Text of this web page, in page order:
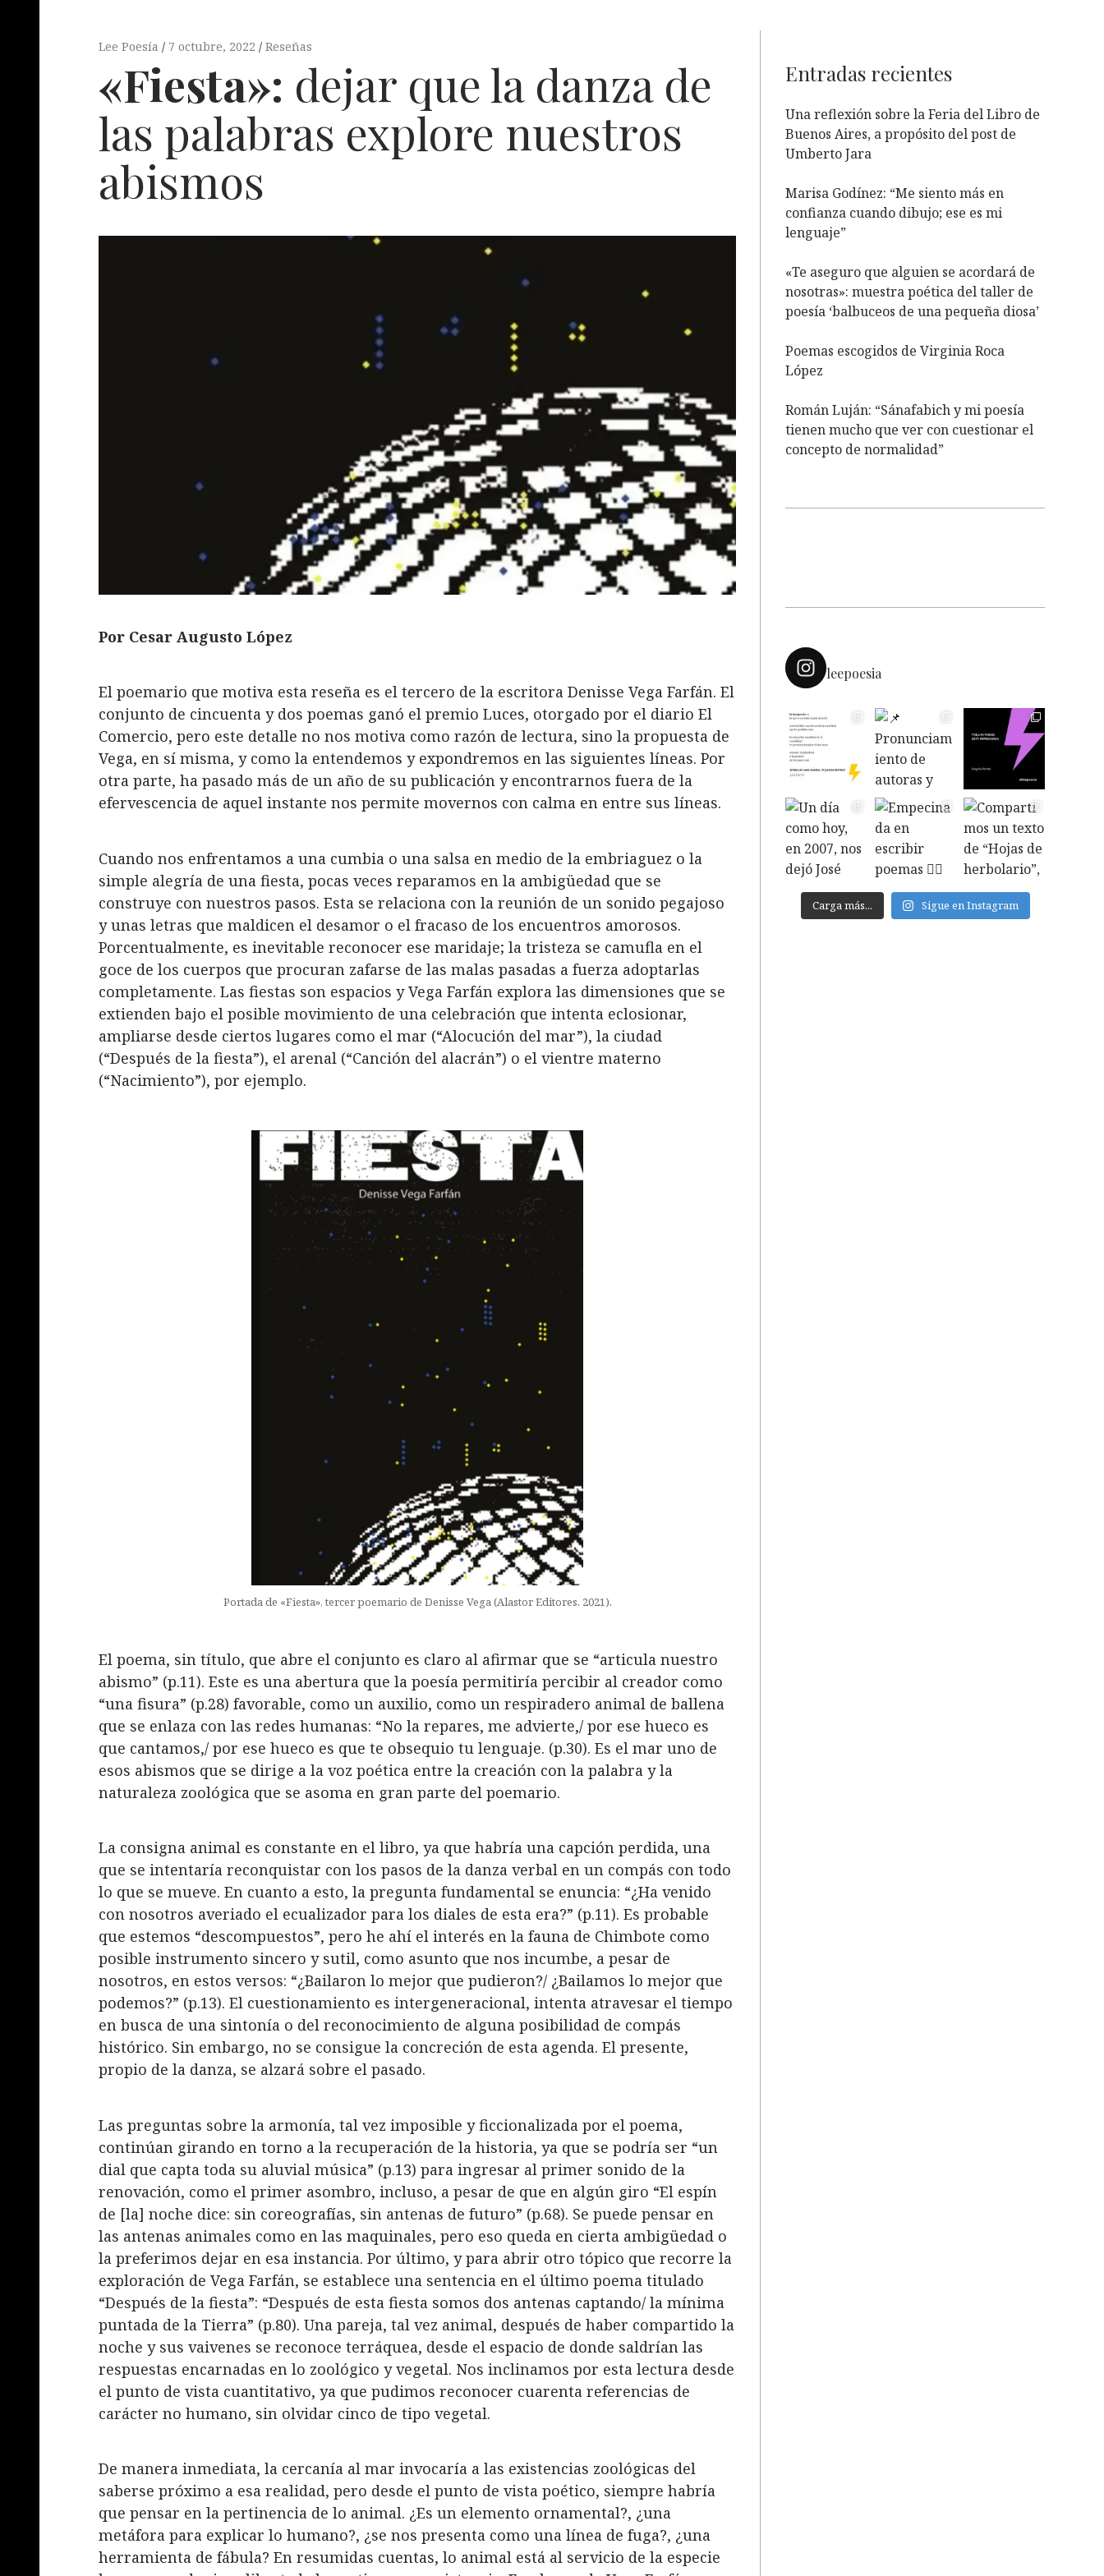
POES
ÍA
Lee Poesía 7 octubre, 2022 Reseñas
«Fiesta»: dejar que la danza de
las palabras explore nuestros
abismos
Por Cesar Augusto López
El poemario que motiva esta reseña es el tercero de la escritora Denisse Vega Farfán. El
conjunto de cincuenta y dos poemas ganó el premio Luces, otorgado por el diario El
Comercio, pero este detalle no nos motiva como razón de lectura, sino la propuesta de
Vega, en sí misma, y como la entendemos y expondremos en las siguientes líneas. Por
otra parte, ha pasado más de un año de su publicación y encontrarnos fuera de la
efervescencia de aquel instante nos permite movernos con calma en entre sus líneas.
Cuando nos enfrentamos a una cumbia o una salsa en medio de la embriaguez o la
simple alegría de una fiesta, pocas veces reparamos en la ambigüedad que se
construye con nuestros pasos. Esta se relaciona con la reunión de un sonido pegajoso
y unas letras que maldicen el desamor o el fracaso de los encuentros amorosos.
Porcentualmente, es inevitable reconocer ese maridaje; la tristeza se camufla en el
goce de los cuerpos que procuran zafarse de las malas pasadas a fuerza adoptarlas
completamente. Las fiestas son espacios y Vega Farfán explora las dimensiones que se
extienden bajo el posible movimiento de una celebración que intenta eclosionar,
ampliarse desde ciertos lugares como el mar (“Alocución del mar”), la ciudad
(“Después de la fiesta”), el arenal (“Canción del alacrán”) o el vientre materno
(“Nacimiento”), por ejemplo.
Portada de «Fiesta», tercer poemario de Denisse Vega (Alastor Editores, 2021).
El poema, sin título, que abre el conjunto es claro al afirmar que se “articula nuestro
abismo” (p.11). Este es una abertura que la poesía permitiría percibir al creador como
“una fisura” (p.28) favorable, como un auxilio, como un respiradero animal de ballena
que se enlaza con las redes humanas: “No la repares, me advierte,/ por ese hueco es
que cantamos,/ por ese hueco es que te obsequio tu lenguaje. (p.30). Es el mar uno de
esos abismos que se dirige a la voz poética entre la creación con la palabra y la
naturaleza zoológica que se asoma en gran parte del poemario.
La consigna animal es constante en el libro, ya que habría una capción perdida, una
que se intentaría reconquistar con los pasos de la danza verbal en un compás con todo
lo que se mueve. En cuanto a esto, la pregunta fundamental se enuncia: “¿Ha venido
con nosotros averiado el ecualizador para los diales de esta era?” (p.11). Es probable
que estemos “descompuestos”, pero he ahí el interés en la fauna de Chimbote como
posible instrumento sincero y sutil, como asunto que nos incumbe, a pesar de
nosotros, en estos versos: “¿Bailaron lo mejor que pudieron?/ ¿Bailamos lo mejor que
podemos?” (p.13). El cuestionamiento es intergeneracional, intenta atravesar el tiempo
en busca de una sintonía o del reconocimiento de alguna posibilidad de compás
histórico. Sin embargo, no se consigue la concreción de esta agenda. El presente,
propio de la danza, se alzará sobre el pasado.
Las preguntas sobre la armonía, tal vez imposible y ficcionalizada por el poema,
continúan girando en torno a la recuperación de la historia, ya que se podría ser “un
dial que capta toda su aluvial música” (p.13) para ingresar al primer sonido de la
renovación, como el primer asombro, incluso, a pesar de que en algún giro “El espín
de [la] noche dice: sin coreografías, sin antenas de futuro” (p.68). Se puede pensar en
las antenas animales como en las maquinales, pero eso queda en cierta ambigüedad o
la preferimos dejar en esa instancia. Por último, y para abrir otro tópico que recorre la
exploración de Vega Farfán, se establece una sentencia en el último poema titulado
“Después de la fiesta”: “Después de esta fiesta somos dos antenas captando/ la mínima
puntada de la Tierra” (p.80). Una pareja, tal vez animal, después de haber compartido la
noche y sus vaivenes se reconoce terráquea, desde el espacio de donde saldrían las
respuestas encarnadas en lo zoológico y vegetal. Nos inclinamos por esta lectura desde
el punto de vista cuantitativo, ya que pudimos reconocer cuarenta referencias de
carácter no humano, sin olvidar cinco de tipo vegetal.
De manera inmediata, la cercanía al mar invocaría a las existencias zoológicas del
saberse próximo a esa realidad, pero desde el punto de vista poético, siempre habría
que pensar en la pertinencia de lo animal. ¿Es un elemento ornamental?, ¿una
metáfora para explicar lo humano?, ¿se nos presenta como una línea de fuga?, ¿una
herramienta de fábula? En resumidas cuentas, lo animal está al servicio de la especie
Entradas recientes
Una reflexión sobre la Feria del Libro de
Buenos Aires, a propósito del post de
Umberto Jara
Marisa Godínez: “Me siento más en
confianza cuando dibujo; ese es mi
lenguaje”
«Te aseguro que alguien se acordará de
nosotras»: muestra poética del taller de
poesía ‘balbuceos de una pequeña diosa’
Poemas escogidos de Virginia Roca
López
Román Luján: “Sánafabich y mi poesía
tienen mucho que ver con cuestionar el
concepto de normalidad”
leepoesia
Carga más... Sigue en Instagram